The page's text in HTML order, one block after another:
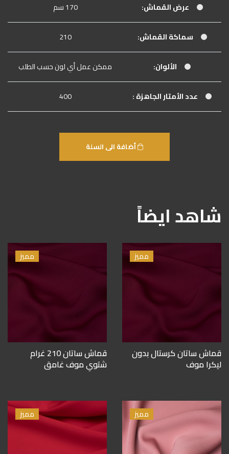
عرض القماش: 170 سم
سماكة القماش: 210
الألوان: ممكن عمل أي لون حسب الطلب
عدد الأمتار الجاهزة : 400
أضافة الى السلة
شاهد ايضاً
مميز
قماش ساتان كرستال بدون
ليكرا موف
مميز
قماش ساتان 210 غرام
شتوي موف غامق
مميز مميز